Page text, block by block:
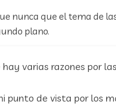
nunca que el tema de
plano.
hay varias razones por
punto de vista por los